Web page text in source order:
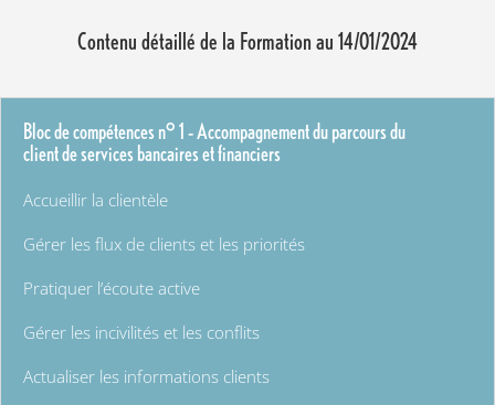
Contenu détaillé de la Formation au 14/01/2024
Bloc de compétences n° 1 – Accompagnement du parcours du
client de services bancaires et financiers
Accueillir la clientèle
Gérer les flux de clients et les priorités
Pratiquer l’écoute active
Gérer les incivilités et les conflits
Actualiser les informations clients